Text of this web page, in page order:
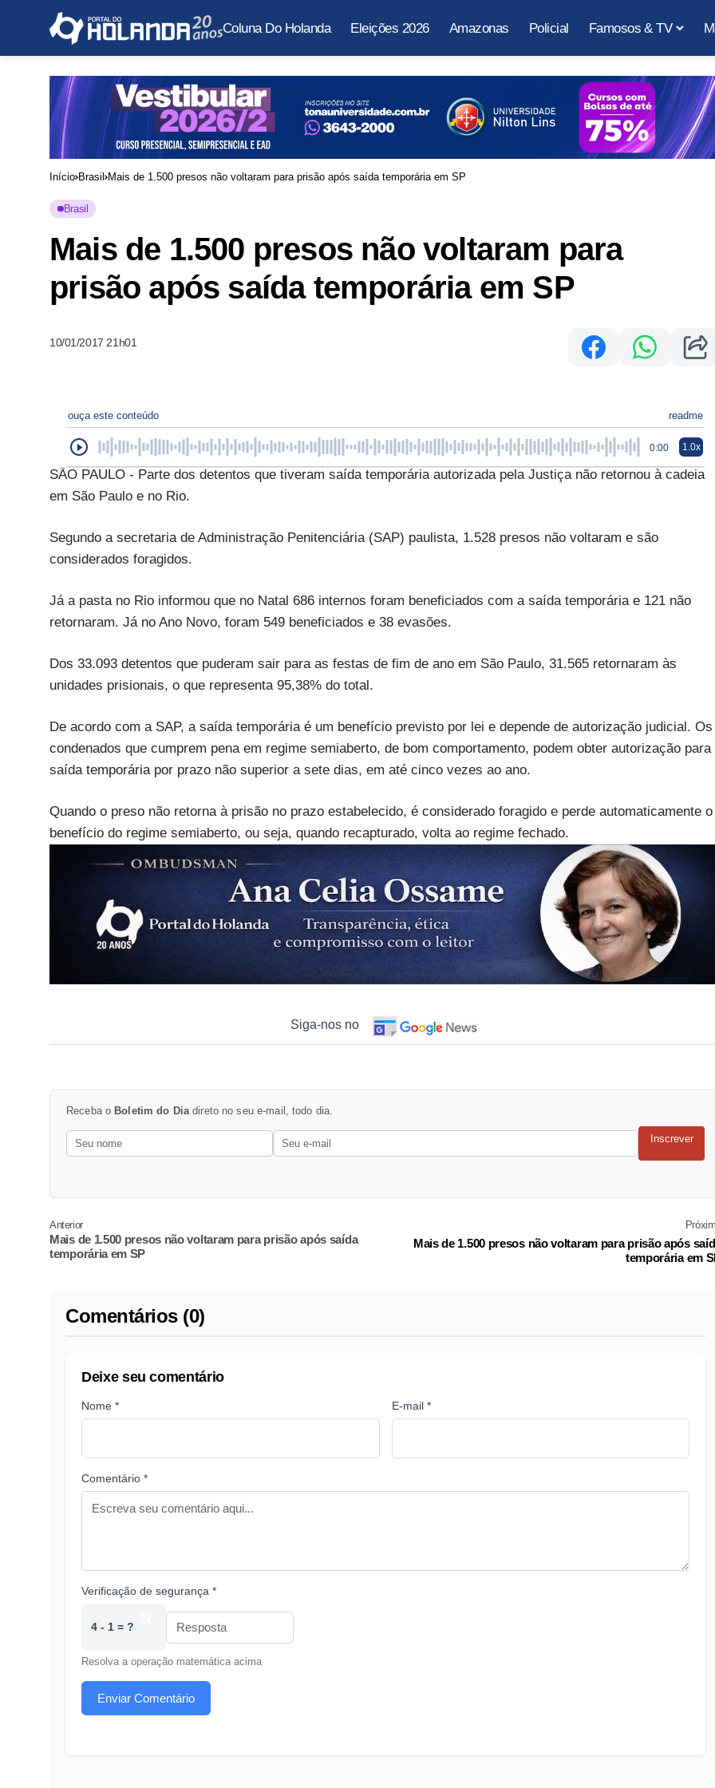
Coluna Do Holanda Eleições 2026 Amazonas Policial Famosos & TV
Início Brasil Mais de 1.500 presos não voltaram para prisão após saída temporária em SP
Brasil
Mais de 1.500 presos não voltaram para
prisão após saída temporária em SP
10/01/2017 21h01
ouça este conteúdo readme
0:00 1.0x
SÃO PAULO - Parte dos detentos que tiveram saída temporária autorizada pela Justiça não retornou à cadeia
em São Paulo e no Rio.
Segundo a secretaria de Administração Penitenciária (SAP) paulista, 1.528 presos não voltaram e são
considerados foragidos.
Já a pasta no Rio informou que no Natal 686 internos foram beneficiados com a saída temporária e 121 não
retornaram. Já no Ano Novo, foram 549 beneficiados e 38 evasões.
Dos 33.093 detentos que puderam sair para as festas de fim de ano em São Paulo, 31.565 retornaram às
unidades prisionais, o que representa 95,38% do total.
De acordo com a SAP, a saída temporária é um benefício previsto por lei e depende de autorização judicial. Os
condenados que cumprem pena em regime semiaberto, de bom comportamento, podem obter autorização para
saída temporária por prazo não superior a sete dias, em até cinco vezes ao ano.
Quando o preso não retorna à prisão no prazo estabelecido, é considerado foragido e perde automaticamente o
benefício do regime semiaberto, ou seja, quando recapturado, volta ao regime fechado.
Siga-nos no
Receba o Boletim do Diadireto no seu e-mail, todo dia.
Inscrever
Anterior
Mais de 1.500 presos não voltaram para prisão após saída
temporária em SP
Mais de 1.500 presos não voltaram para prisão após
temporária em
Comentários (0)
Deixe seu comentário
Nome * E-mail *
Comentário *
Verificação de segurança *
4 - 1 = ?
Resolva a operação matemática acima
Enviar Comentário